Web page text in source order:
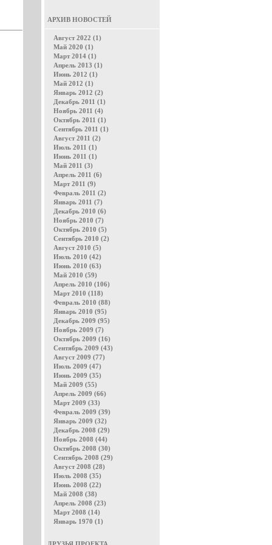
АРХИВ НОВОСТЕЙ
Август 2022 (1)
Май 2020 (1)
Март 2014 (1)
Апрель 2013 (1)
Июнь 2012 (1)
Май 2012 (1)
Январь 2012 (2)
Декабрь 2011 (1)
Ноябрь 2011 (4)
Октябрь 2011 (1)
Сентябрь 2011 (1)
Август 2011 (2)
Июль 2011 (1)
Июнь 2011 (1)
Май 2011 (3)
Апрель 2011 (6)
Март 2011 (9)
Февраль 2011 (2)
Январь 2011 (7)
Декабрь 2010 (6)
Ноябрь 2010 (7)
Октябрь 2010 (5)
Сентябрь 2010 (2)
Август 2010 (5)
Июль 2010 (42)
Июнь 2010 (63)
Май 2010 (59)
Апрель 2010 (106)
Март 2010 (118)
Февраль 2010 (88)
Январь 2010 (95)
Декабрь 2009 (95)
Ноябрь 2009 (7)
Октябрь 2009 (16)
Сентябрь 2009 (43)
Август 2009 (77)
Июль 2009 (47)
Июнь 2009 (35)
Май 2009 (55)
Апрель 2009 (66)
Март 2009 (33)
Февраль 2009 (39)
Январь 2009 (32)
Декабрь 2008 (29)
Ноябрь 2008 (44)
Октябрь 2008 (30)
Сентябрь 2008 (29)
Август 2008 (28)
Июль 2008 (35)
Июнь 2008 (22)
Май 2008 (38)
Апрель 2008 (23)
Март 2008 (14)
Январь 1970 (1)